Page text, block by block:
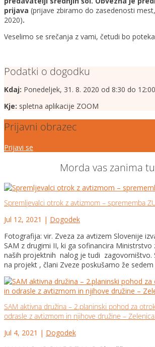
prijava (prijave zbiramo do zasedenosti
2020).
Veselimo se srečanja z vami, četudi bo
Podatki o dogodku
Kdaj: Ponedeljek, 31. 8. 2020 od 8:30 do 12:00
Kje: spletna aplikacije ZOOM
Prijavni obrazec
Prijavi se
Morda vas zanima
Spremljevalci otrok z avtizmom – sprememba
Jul 12, 2021 | Dogodek
Fotografija: vir. Zveza za avtizem Slovenije
SAM z drugimi II, ki ga sofinancira
naših projektnih nalog je tudi zagovorništvo.
na projekt , člani Zveze poskušamo že
SAM aktivna družina – 2.planinski pohod za
odrasle z avtizmom in njihove družine –
Jul 4, 2021 | Dogodek